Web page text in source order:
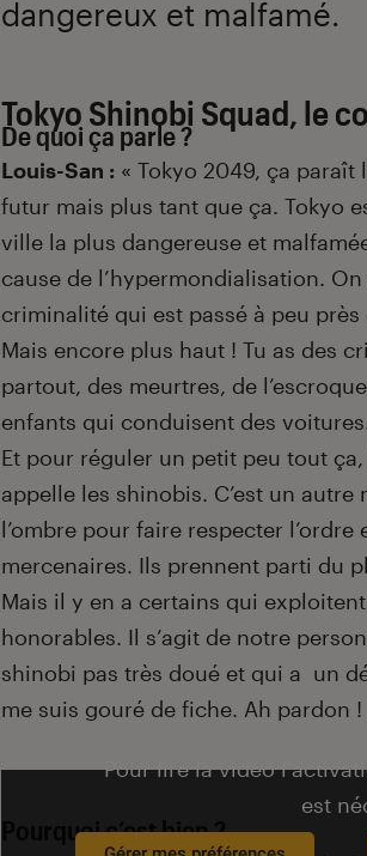
dangereux et malfamé.
Tokyo Shinobi Squad, le
De quoi ça parle ?
Louis-San : « Tokyo 2049, ça paraît
futur mais plus tant que ça. Tokyo
ville la plus dangereuse et
cause de l’hypermondialisation.
criminalité qui est passé à peu près
Mais encore plus haut ! Tu as des
partout, des meurtres, de
enfants qui conduisent des
Et pour réguler un petit peu tout ça,
appelle les shinobis. C’est un
l’ombre pour faire respecter
mercenaires. Ils prennent parti du
Mais il y en a certains qui
honorables. Il s’agit de notre
shinobi pas très doué et qui a un
me suis gouré de fiche. Ah pardon
Pour lire la vidéo
est
Pourquoi c’est bien ?